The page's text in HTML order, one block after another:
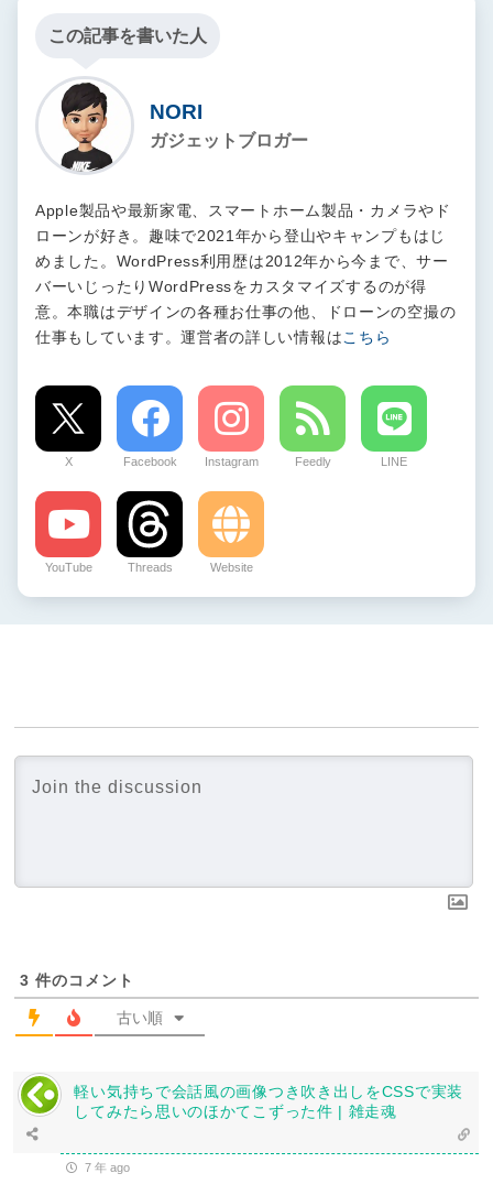
この記事を書いた人
NORI
ガジェットブロガー
Apple製品や最新家電、スマートホーム製品・カメラやド
ローンが好き。趣味で2021年から登山やキャンプもはじ
めました。WordPress利用歴は2012年から今まで、サー
バーいじったりWordPressをカスタマイズするのが得
意。本職はデザインの各種お仕事の他、ドローンの空撮の
仕事もしています。運営者の詳しい情報は こちら
X Facebook Instagram Feedly LINE
YouTube Threads Website
3 件のコメント
古い順
軽い気持ちで会話風の画像つき吹き出しをCSSで実装
してみたら思いのほかてこずった件 | 雑走魂
7 年 ago